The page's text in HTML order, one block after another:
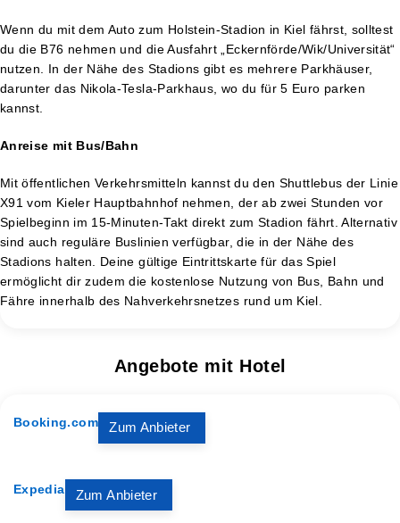
Wenn du mit dem Auto zum Holstein-Stadion in Kiel fährst, solltest
du die B76 nehmen und die Ausfahrt „Eckernförde/Wik/Universität“
nutzen. In der Nähe des Stadions gibt es mehrere Parkhäuser,
darunter das Nikola-Tesla-Parkhaus, wo du für 5 Euro parken
kannst.
Anreise mit Bus/Bahn
Mit öffentlichen Verkehrsmitteln kannst du den Shuttlebus der Linie
X91 vom Kieler Hauptbahnhof nehmen, der ab zwei Stunden vor
Spielbeginn im 15-Minuten-Takt direkt zum Stadion fährt. Alternativ
sind auch reguläre Buslinien verfügbar, die in der Nähe des
Stadions halten. Deine gültige Eintrittskarte für das Spiel
ermöglicht dir zudem die kostenlose Nutzung von Bus, Bahn und
Fähre innerhalb des Nahverkehrsnetzes rund um Kiel​.
Angebote mit Hotel
Booking.com Zum Anbieter
Expedia Zum Anbieter